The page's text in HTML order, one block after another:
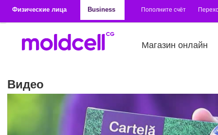
Физические лица
Business Пополните счёт
Магазин онлайн
Видео